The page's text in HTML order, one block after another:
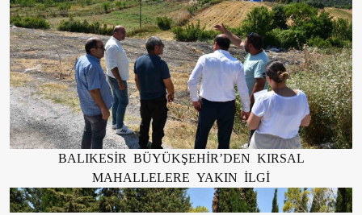
BALIKESİR BÜYÜKŞEHİR’DEN KIRSAL
MAHALLELERE YAKIN İLGİ